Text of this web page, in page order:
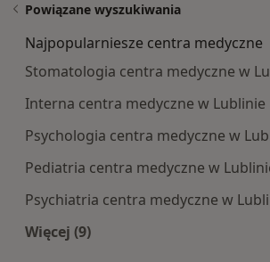
Powiązane wyszukiwania
Najpopularniesze centra medyczne
Stomatologia centra medyczne w
Interna centra medyczne w Lublinie
Psychologia centra medyczne w
Pediatria centra medyczne w
Psychiatria centra medyczne w
Więcej (9)